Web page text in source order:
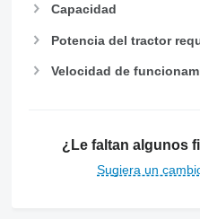
Capacidad
Potencia del tractor
Velocidad de
¿Le faltan algunos
Sugiera un